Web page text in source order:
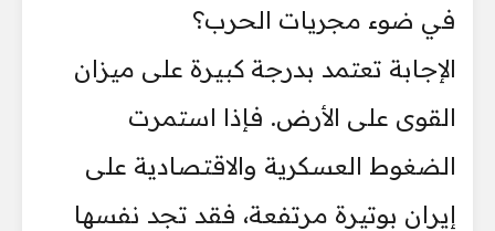
في ضوء مجريات الحرب؟
الإجابة تعتمد بدرجة كبيرة على ميزان
القوى على الأرض. فإذا استمرت
الضغوط العسكرية والاقتصادية على
إيران بوتيرة مرتفعة، فقد تجد نفسها